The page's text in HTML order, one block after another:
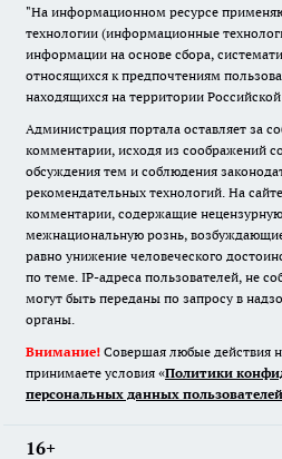
"На информационном ресурсе
технологии (информационные
информации на основе сбора,
относящихся к предпочтениям
находящихся на территории
Администрация портала оставляет за
комментарии, исходя из соображений
обсуждения тем и соблюдения
рекомендательных технологий. На
комментарии, содержащие
межнациональную рознь,
равно унижение человеческого
по теме. IP-адреса пользователей, не
могут быть переданы по запросу в
органы.
Внимание! Совершая любые действия
принимаете условия «Политики
персональных данных пользователей
16+